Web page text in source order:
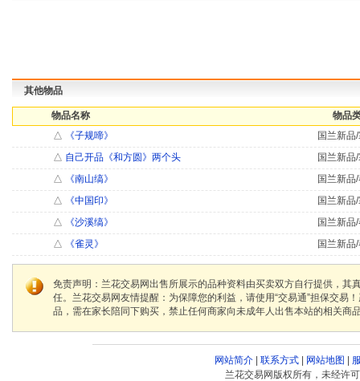
其他物品
物品名称
物品
△ 《子规啼》
国兰新品
△ 自己开品《和方圆》两个头
国兰新品
△ 《南山缟》
国兰新品
△ 《中国印》
国兰新品
△ 《沙溪缟》
国兰新品
△ 《雀灵》 国兰新品
免责声明：兰花交易网出售所展示的品种资料由买卖双方自行提供，
任。兰花交易网友情提醒：为保障您的利益，请使用“交易通”担保交
品，需在家长陪同下购买，禁止任何商家向未成年人出售本站的相关商
网站简介| 联系方式| 网站地图
兰花交易网版权所有，未经许